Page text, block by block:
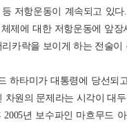
저항운동이 계속되고 있
제에 대한 저항운동에 앞
카락을 보이게 하는 전술이
하타미가 대통령에 당선
차원의 문제라는 시각이 대
년 보수파인 마흐무드